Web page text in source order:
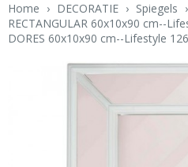
Home › DECORATIE › Spiegels ›
RECTANGULAR 60x10x90 cm--
DORES 60x10x90 cm--Lifestyle